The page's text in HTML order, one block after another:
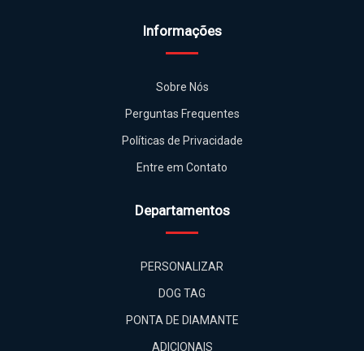
Informações
Sobre Nós
Perguntas Frequentes
Políticas de Privacidade
Entre em Contato
Departamentos
PERSONALIZAR
DOG TAG
PONTA DE DIAMANTE
ADICIONAIS